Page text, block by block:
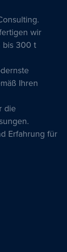
wir
bis 300 t
Ihren
die
Erfahrung für